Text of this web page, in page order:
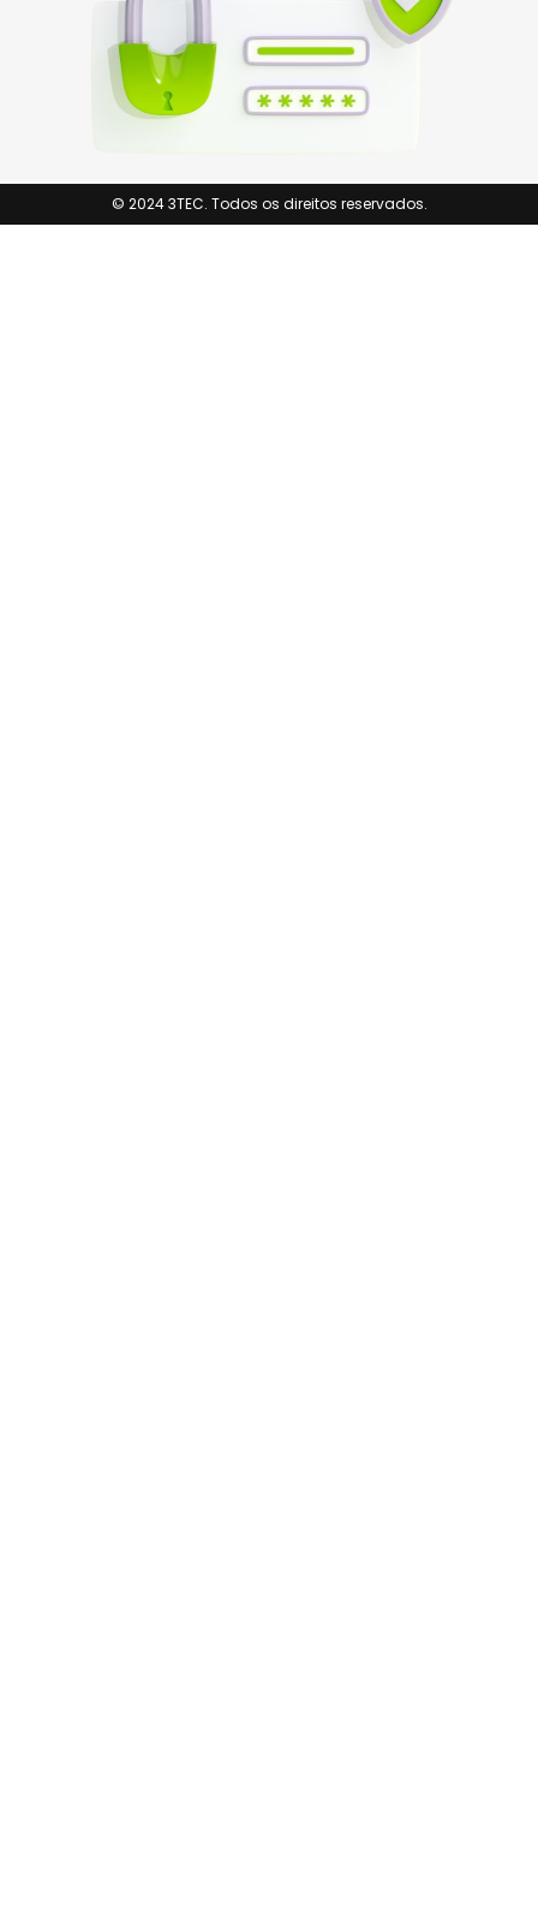
© 2024 3TEC. Todos os direitos reservados.